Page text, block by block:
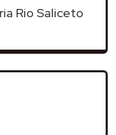
Rio Saliceto